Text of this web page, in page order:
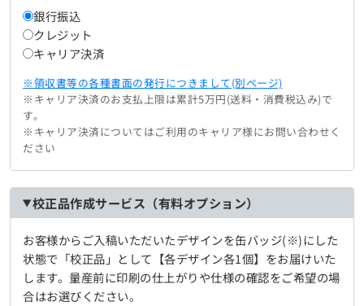
銀行振込
クレジット
キャリア決済
※領収書等の各種書面の発行につきまして(別ページ)
※キャリア決済のお支払上限は累計5万円(送料・消費税込み)で
す。
※キャリア決済についてはご利用のキャリア様にお問い合わせく
ださい
校正品作成サービス（有料オプション）
お客様からご入稿いただいたデザインを缶バッジ(※)にした
状態で「校正品」として【各デザイン各1個】をお届けいた
します。量産前に印刷の仕上がりや仕様の確認をご希望の場
合はお選びください。